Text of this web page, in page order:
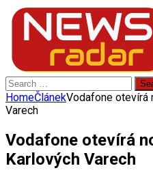
Search
for:
HomeČlánekVodafone otevírá
Varech
Vodafone otevírá
Karlových Varech